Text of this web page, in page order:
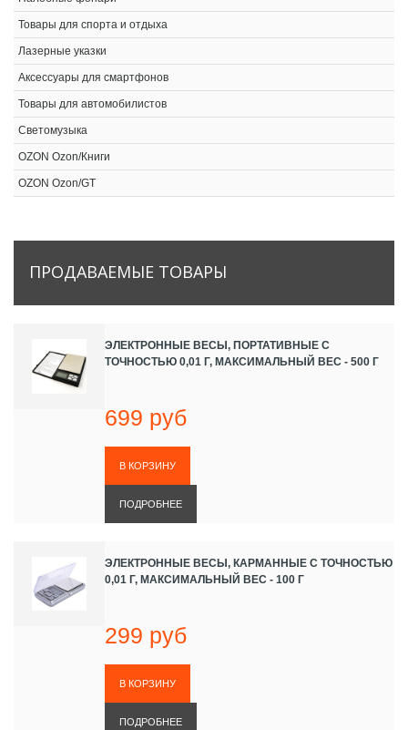
Товары для спорта и отдыха
Лазерные указки
Аксессуары для смартфонов
Товары для автомобилистов
Светомузыка
OZON Ozon/Книги
OZON Ozon/GT
ПРОДАВАЕМЫЕ ТОВАРЫ
ЭЛЕКТРОННЫЕ ВЕСЫ, ПОРТАТИВНЫЕ С
ТОЧНОСТЬЮ 0,01 Г, МАКСИМАЛЬНЫЙ ВЕС - 500 Г
699 руб
ПОДРОБНЕЕ
ЭЛЕКТРОННЫЕ ВЕСЫ, КАРМАННЫЕ С ТОЧНОСТЬЮ
0,01 Г, МАКСИМАЛЬНЫЙ ВЕС - 100 Г
299 руб
ПОДРОБНЕЕ